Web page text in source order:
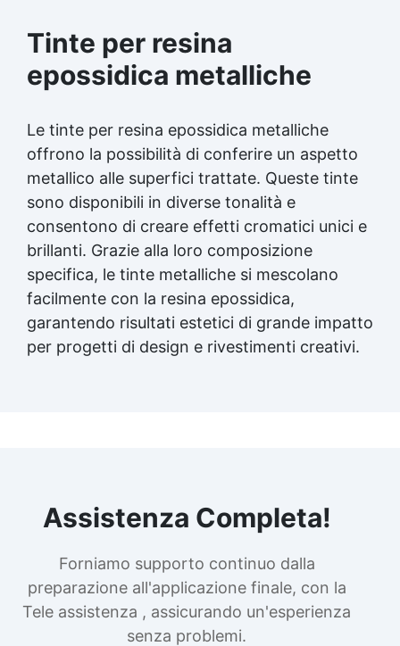
Tinte per resina
epossidica metalliche
Le tinte per resina epossidica metalliche
offrono la possibilità di conferire un aspetto
metallico alle superfici trattate. Queste tinte
sono disponibili in diverse tonalità e
consentono di creare effetti cromatici unici e
brillanti. Grazie alla loro composizione
specifica, le tinte metalliche si mescolano
facilmente con la resina epossidica,
garantendo risultati estetici di grande impatto
per progetti di design e rivestimenti creativi.
Assistenza Completa!
Forniamo supporto continuo dalla
preparazione all'applicazione finale, con la
Tele assistenza , assicurando un'esperienza
senza problemi.